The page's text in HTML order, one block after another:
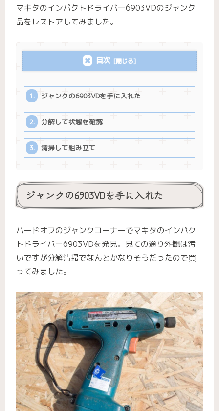
マキタのインパクトドライバー6903VDのジャンク
品をレストアしてみました。
目次
ジャンクの6903VDを手に入れた
分解して状態を確認
清掃して組み立て
ジャンクの6903VDを手に入れた
ハードオフのジャンクコーナーでマキタのインパク
トドライバー6903VDを発見。見ての通り外観は汚
いですが分解清掃でなんとかなりそうだったので買
ってみました。